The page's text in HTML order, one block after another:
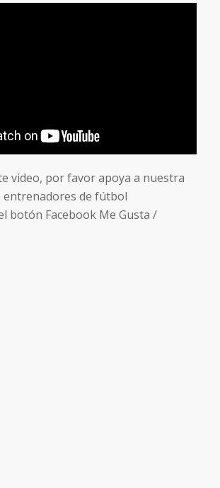
video, por favor apoya a nuestra
entrenadores de fútbol
botón Facebook Me Gusta /